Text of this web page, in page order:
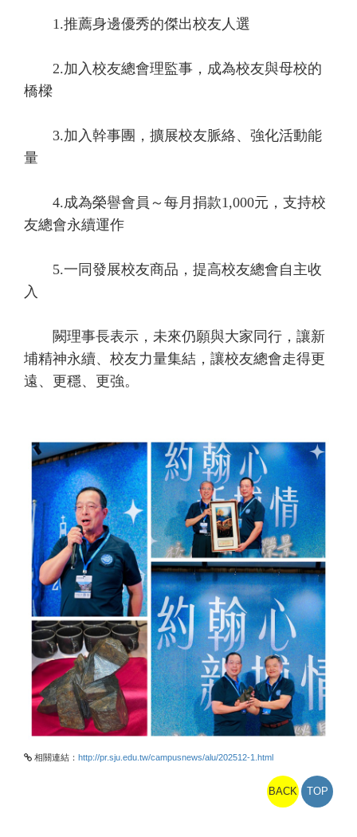
1.推薦身邊優秀的傑出校友人選
2.加入校友總會理監事，成為校友與母校的
橋樑
3.加入幹事團，擴展校友脈絡、強化活動能
量
4.成為榮譽會員～每月捐款1,000元，支持校
友總會永續運作
5.一同發展校友商品，提高校友總會自主收
入
闕理事長表示，未來仍願與大家同行，讓新
埔精神永續、校友力量集結，讓校友總會走得更
遠、更穩、更強。
相關連結： http://pr.sju.edu.tw/campusnews/alu/202512-1.html
BACK TOP